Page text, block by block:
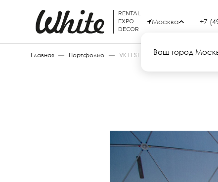
RENTAL
EXPO
DECOR
Москва
Ваш город
+7
Главная — Портфолио — VK FEST